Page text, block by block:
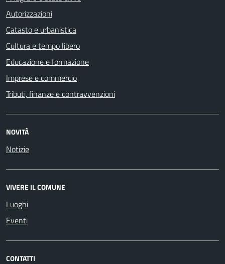
Autorizzazioni
Catasto e urbanistica
Cultura e tempo libero
Educazione e formazione
Imprese e commercio
Tributi, finanze e contravvenzioni
NOVITÀ
Notizie
VIVERE IL COMUNE
Luoghi
Eventi
CONTATTI